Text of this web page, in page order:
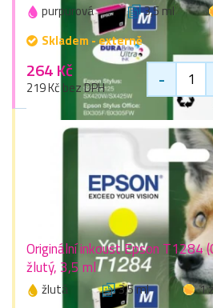
purpurová 3,5 ml
Skladem - externě
264 Kč
219 Kč bez DPH -
Originální inkoust Epson T1284
žlutý, 3,5 ml
žlutá 3,5 ml
1